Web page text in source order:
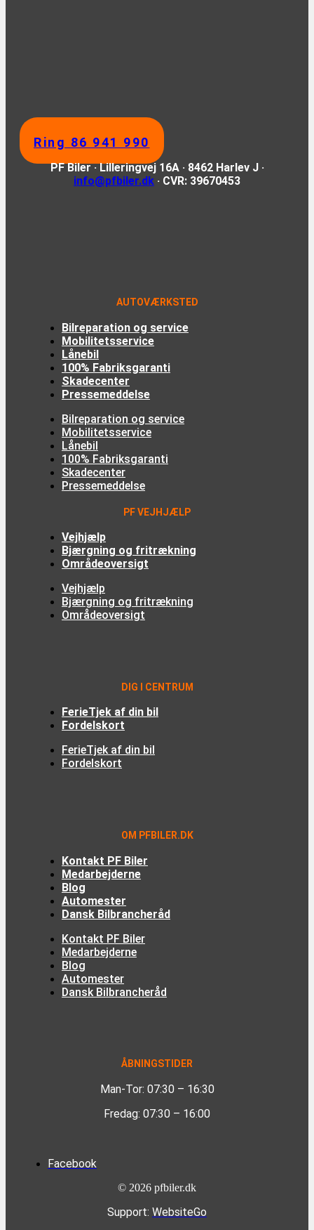
Ring 86 941 990
PF Biler · Lilleringvej 16A · 8462 Harlev J ·
info@pfbiler.dk · CVR: 39670453
AUTOVÆRKSTED
Bilreparation og service
Mobilitetsservice
Lånebil
100% Fabriksgaranti
Skadecenter
Pressemeddelse
Bilreparation og service
Mobilitetsservice
Lånebil
100% Fabriksgaranti
Skadecenter
Pressemeddelse
PF VEJHJÆLP
Vejhjælp
Bjærgning og fritrækning
Områdeoversigt
Vejhjælp
Bjærgning og fritrækning
Områdeoversigt
DIG I CENTRUM
FerieTjek af din bil
Fordelskort
FerieTjek af din bil
Fordelskort
OM PFBILER.DK
Kontakt PF Biler
Medarbejderne
Blog
Automester
Dansk Bilbrancheråd
Kontakt PF Biler
Medarbejderne
Blog
Automester
Dansk Bilbrancheråd
ÅBNINGSTIDER
Man-Tor: 07:30 – 16:30
Fredag: 07:30 – 16:00
Facebook
© 2026 pfbiler.dk
Support: WebsiteGo